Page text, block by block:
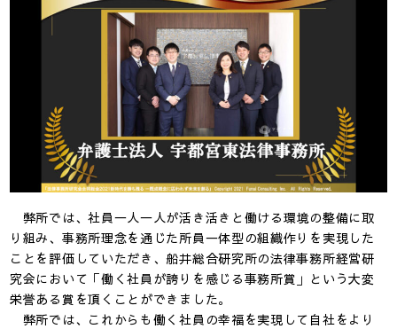
弊所では、社員一人一人が活き活きと働ける環境の整備に取
り組み、事務所理念を通じた所員一体型の組織作りを実現した
ことを評価していただき、船井総合研究所の法律事務所経営研
究会において「働く社員が誇りを感じる事務所賞」という大変
栄誉ある賞を頂くことができました。
弊所では、これからも働く社員の幸福を実現して自社をより